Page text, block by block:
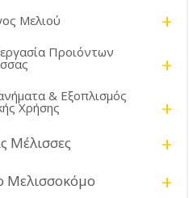
Μελιού +
Προιόντων
+
& Εξοπλισμός
Χρήσης +
Μέλισσες +
Μελισσοκόμο +